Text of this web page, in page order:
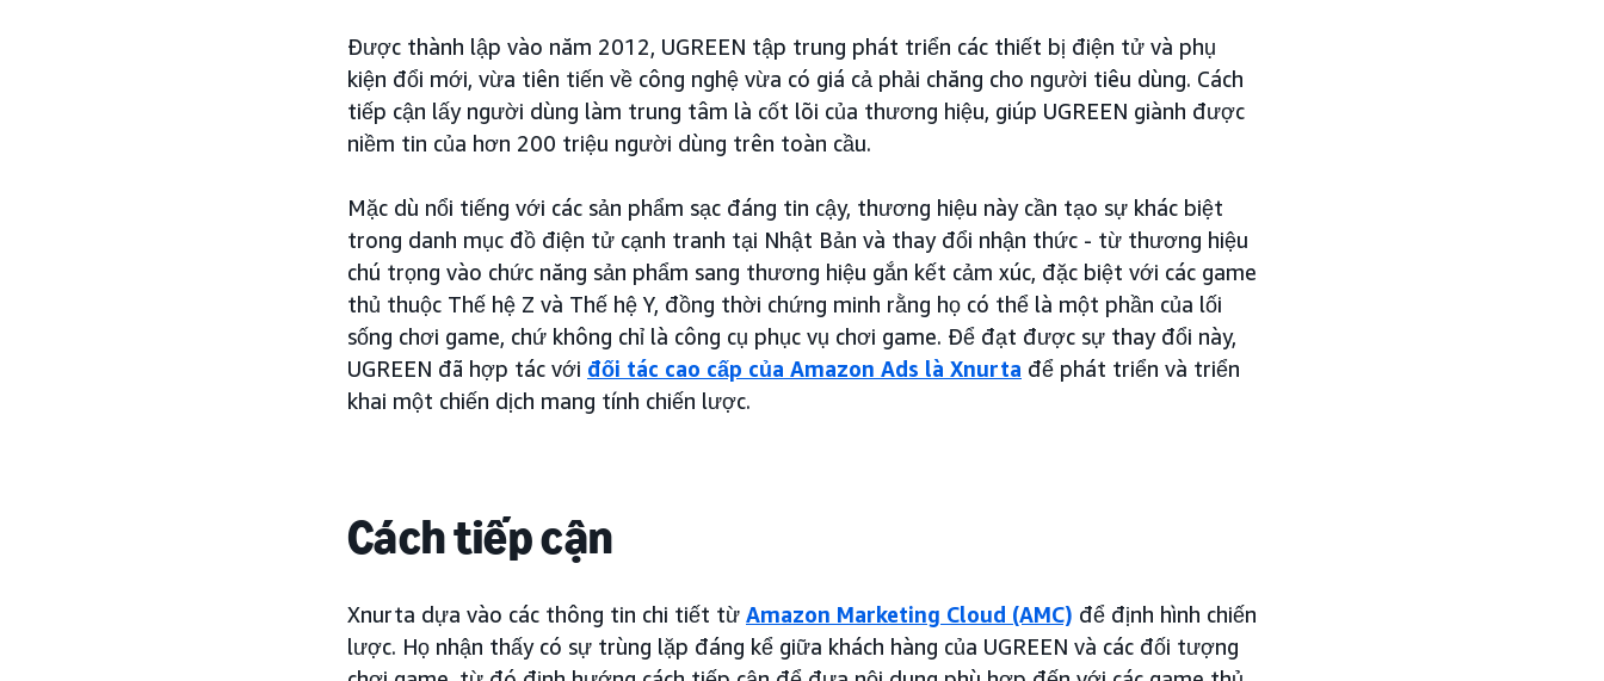
Được thành lập vào năm 2012, UGREEN tập trung phát triển các thiết bị điện tử và phụ
kiện đổi mới, vừa tiên tiến về công nghệ vừa có giá cả phải chăng cho người tiêu dùng. Cách
tiếp cận lấy người dùng làm trung tâm là cốt lõi của thương hiệu, giúp UGREEN giành được
niềm tin của hơn 200 triệu người dùng trên toàn cầu.
Mặc dù nổi tiếng với các sản phẩm sạc đáng tin cậy, thương hiệu này cần tạo sự khác biệt
trong danh mục đồ điện tử cạnh tranh tại Nhật Bản và thay đổi nhận thức - từ thương hiệu
chú trọng vào chức năng sản phẩm sang thương hiệu gắn kết cảm xúc, đặc biệt với các game
thủ thuộc Thế hệ Z và Thế hệ Y, đồng thời chứng minh rằng họ có thể là một phần của lối
sống chơi game, chứ không chỉ là công cụ phục vụ chơi game. Để đạt được sự thay đổi này,
UGREEN đã hợp tác với đối tác cao cấp của Amazon Ads là Xnurta để phát triển và triển
khai một chiến dịch mang tính chiến lược.
Cách tiếp cận
Xnurta dựa vào các thông tin chi tiết từ Amazon Marketing Cloud (AMC) để định hình chiến
lược. Họ nhận thấy có sự trùng lặp đáng kể giữa khách hàng của UGREEN và các đối tượng